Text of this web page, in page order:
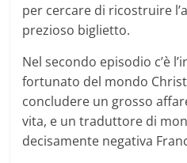
per cercare di ricostruire
prezioso biglietto.
Nel secondo episodio c’è
fortunato del mondo
concludere un grosso
vita, e un traduttore di
decisamente negativa